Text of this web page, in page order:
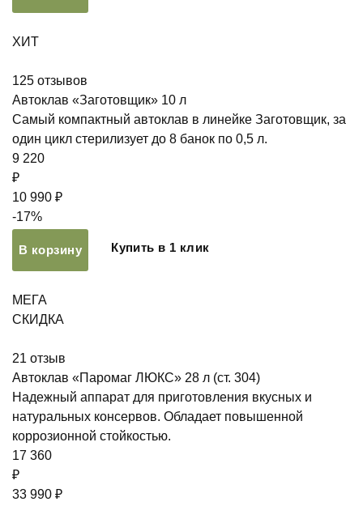
ХИТ
125 отзывов
Автоклав «Заготовщик» 10 л
Самый компактный автоклав в линейке Заготовщик, за
один цикл стерилизует до 8 банок по 0,5 л.
9 220
₽
10 990 ₽
-17%
В корзину Купить в 1 клик
МЕГА
СКИДКА
21 отзыв
Автоклав «Паромаг ЛЮКС» 28 л (ст. 304)
Надежный аппарат для приготовления вкусных и
натуральных консервов. Обладает повышенной
коррозионной стойкостью.
17 360
₽
33 990 ₽